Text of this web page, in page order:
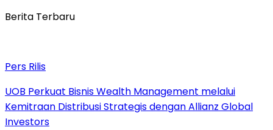
Berita Terbaru
Pers Rilis
UOB Perkuat Bisnis Wealth Management melalui
Kemitraan Distribusi Strategis dengan Allianz Global
Investors